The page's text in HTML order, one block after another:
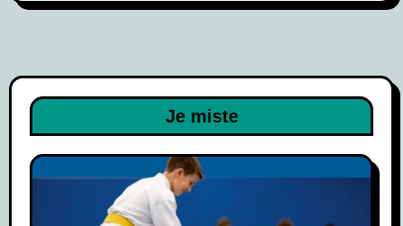
Je miste